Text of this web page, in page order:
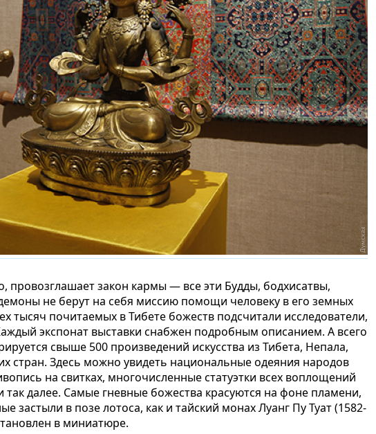
провозглашает закон кармы — все эти Будды, бодхисатвы,
не берут на себя миссию помощи человеку в его земных
тысяч почитаемых в Тибете божеств подсчитали исследователи,
экспонат выставки снабжен подробным описанием. А всего
свыше 500 произведений искусства из Тибета, Непала,
стран. Здесь можно увидеть национальные одеяния народов
на свитках, многочисленные статуэтки всех воплощений
так далее. Самые гневные божества красуются на фоне пламени,
застыли в позе лотоса, как и тайский монах Луанг Пу Туат (1582-
в миниатюре.